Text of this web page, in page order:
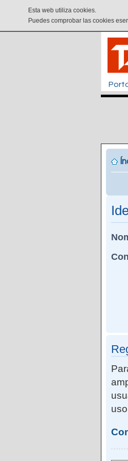
Esta web utiliza cookies.
Puedes comprobar las cookies